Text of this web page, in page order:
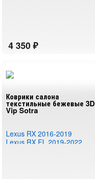
Коврики салона
текстильные бежевые 3D
Vip Sotra
Lexus RX 2016-2019
Lexus RX FL 2019-2022